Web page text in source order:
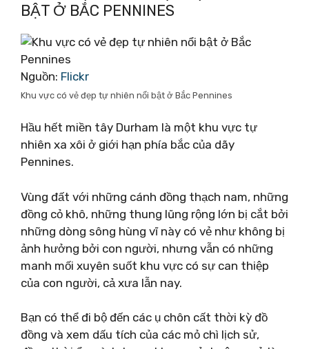
BẬT Ở BẮC PENNINES
Nguồn: Flickr
Khu vực có vẻ đẹp tự nhiên nổi bật ở Bắc Pennines
Hầu hết miền tây Durham là một khu vực tự
nhiên xa xôi ở giới hạn phía bắc của dãy
Pennines.
Vùng đất với những cánh đồng thạch nam, những
đồng cỏ khô, những thung lũng rộng lớn bị cắt bởi
những dòng sông hùng vĩ này có vẻ như không bị
ảnh hưởng bởi con người, nhưng vẫn có những
manh mối xuyên suốt khu vực có sự can thiệp
của con người, cả xưa lẫn nay.
Bạn có thể đi bộ đến các ụ chôn cất thời kỳ đồ
đồng và xem dấu tích của các mỏ chì lịch sử,